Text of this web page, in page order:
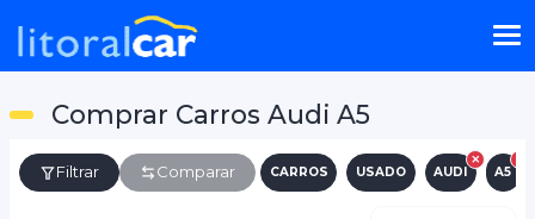
Comprar Carros Audi A5
Filtrar Comparar CARROS USADO AUDI A5